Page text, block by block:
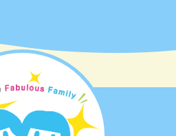
めに用意したパンですが、
トンビに持って行かれた児
いましたが、怪我がなくて